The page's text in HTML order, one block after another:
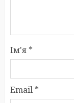
Ім'я *
Email *